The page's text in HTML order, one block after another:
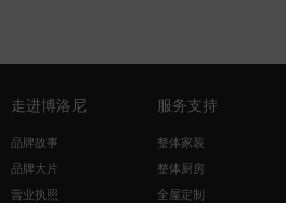
走进博洛尼
品牌故事
品牌大片
营业执照
服务支持
整体家装
整体厨房
全屋定制